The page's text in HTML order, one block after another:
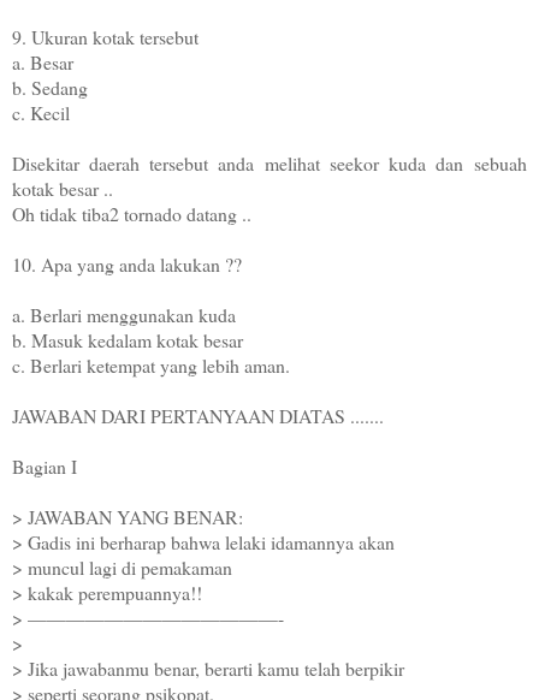
9. Ukuran kotak tersebut
a. Besar
b. Sedang
c. Kecil
Disekitar daerah tersebut anda melihat seekor kuda dan sebuah
kotak besar ..
Oh tidak tiba2 tornado datang ..
10. Apa yang anda lakukan ??
a. Berlari menggunakan kuda
b. Masuk kedalam kotak besar
c. Berlari ketempat yang lebih aman.
JAWABAN DARI PERTANYAAN DIATAS .......
Bagian I
> JAWABAN YANG BENAR:
> Gadis ini berharap bahwa lelaki idamannya akan
> muncul lagi di pemakaman
> kakak perempuannya!!
> —————————————-
>
> Jika jawabanmu benar, berarti kamu telah berpikir
> seperti seorang psikopat.